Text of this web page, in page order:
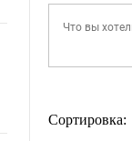
Сортировка: